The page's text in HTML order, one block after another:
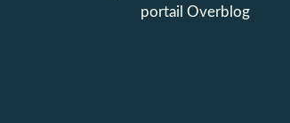
portail Overblog